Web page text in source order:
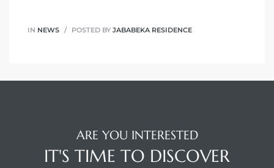
IN NEWS POSTED BY JABABEKA RESIDENCE
ARE YOU INTERESTED
IT'S TIME TO DISCOVER